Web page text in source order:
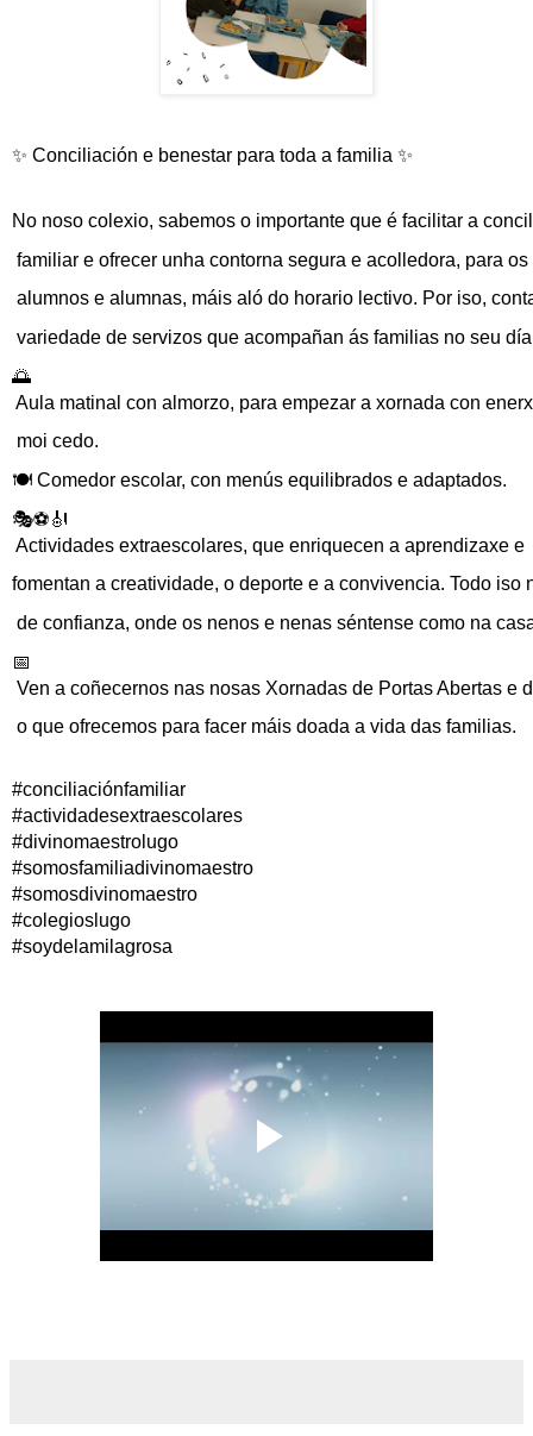
✨ Conciliación e benestar para toda a familia ✨
No noso colexio, sabemos o importante que é facilitar a
familiar e ofrecer unha contorna segura e acolledora, para os
alumnos e alumnas, máis aló do horario lectivo. Por iso,
variedade de servizos que acompañan ás familias no seu
🌅
Aula matinal con almorzo, para empezar a xornada con
moi cedo.
🍽️ Comedor escolar, con menús equilibrados e adaptados.
🎭⚽🎻
Actividades extraescolares, que enriquecen a aprendizaxe e
fomentan a creatividade, o deporte e a convivencia. Todo iso
de confianza, onde os nenos e nenas séntense como na
📅
Ven a coñecernos nas nosas Xornadas de Portas Abertas e
o que ofrecemos para facer máis doada a vida das familias.
#conciliaciónfamiliar
#actividadesextraescolares
#divinomaestrolugo
#somosfamiliadivinomaestro
#somosdivinomaestro
#colegioslugo
#soydelamilagrosa